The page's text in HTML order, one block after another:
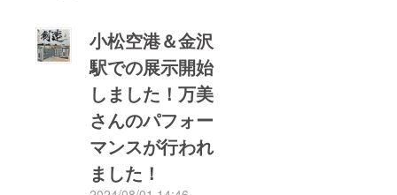
小松空港＆金沢
駅での展示開始
しました！万美
さんのパフォー
マンスが行われ
ました！